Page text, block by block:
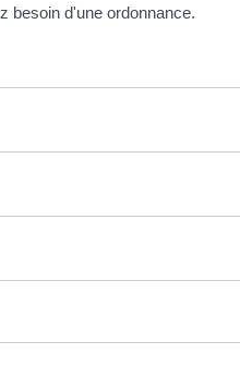
besoin d'une ordonnance.